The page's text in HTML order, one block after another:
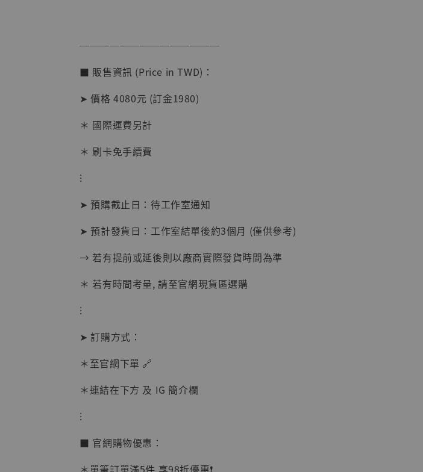
系列蒐藏雕像 布魯
克達摩 [7STARS
Studio]
NT$ 1,870
加購優惠【讓子彈飛 鵝城縣長 張麻子 [BK01]】
【現貨】
BJSTUDIO 1/6系列
子 [BK01]
- +
──────────────
■ 販售資訊 (Price in TWD)：
➤ 價格 4080元 (訂金1980)
＊ 國際運費另計
＊ 刷卡免手續費
⁝
➤ 預購截止日：待工作室通知
➤ 預計發貨日：工作室結單後約3個月 (僅供參考)
→ 若有提前或延後則以廠商實際發貨時間為準
＊ 若有時間考量, 請至官網現貨區選購
⁝
➤ 訂購方式：
＊至官網下單 🔗
＊連結在下方 及 IG 簡介欄
⁝
■ 官網購物優惠：
＊單筆訂單滿5件 享98折優惠❗️